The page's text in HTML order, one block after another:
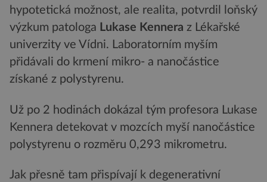
hypotetická možnost, ale realita, potvrdil loňský
výzkum patologa Lukase Kennera z Lékařské
univerzity ve Vídni. Laboratorním myším
přidávali do krmení mikro- a nanočástice
získané z polystyrenu.
Už po 2 hodinách dokázal tým profesora Lukase
Kennera detekovat v mozcích myší nanočástice
polystyrenu o rozměru 0,293 mikrometru.
Jak přesně tam přispívají k degenerativní